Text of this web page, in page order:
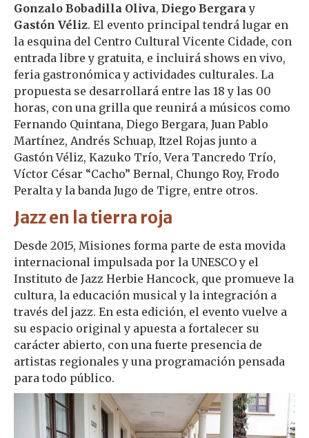
Gonzalo Bobadilla Oliva, Diego Bergara y
Gastón Véliz. El evento principal tendrá lugar en
la esquina del Centro Cultural Vicente Cidade, con
entrada libre y gratuita, e incluirá shows en vivo,
feria gastronómica y actividades culturales. La
propuesta se desarrollará entre las 18 y las 00
horas, con una grilla que reunirá a músicos como
Fernando Quintana, Diego Bergara, Juan Pablo
Martínez, Andrés Schuap, Itzel Rojas junto a
Gastón Véliz, Kazuko Trío, Vera Tancredo Trío,
Víctor César “Cacho” Bernal, Chungo Roy, Frodo
Peralta y la banda Jugo de Tigre, entre otros.
Jazz en la tierra roja
Desde 2015, Misiones forma parte de esta movida
internacional impulsada por la UNESCO y el
Instituto de Jazz Herbie Hancock, que promueve la
cultura, la educación musical y la integración a
través del jazz. En esta edición, el evento vuelve a
su espacio original y apuesta a fortalecer su
carácter abierto, con una fuerte presencia de
artistas regionales y una programación pensada
para todo público.